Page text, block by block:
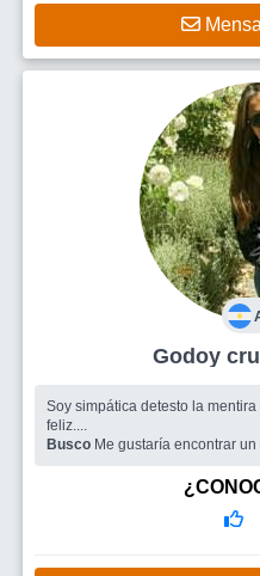
Soy simpática detesto la
feliz....
Busco Me gustaría encontrar